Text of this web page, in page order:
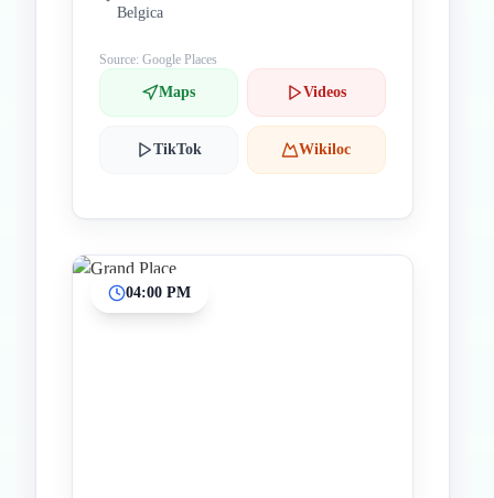
Belgica
Source: Google Places
Maps Videos
TikTok Wikiloc
04:00 PM